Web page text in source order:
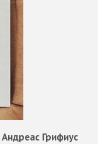
Андреас Грифиус